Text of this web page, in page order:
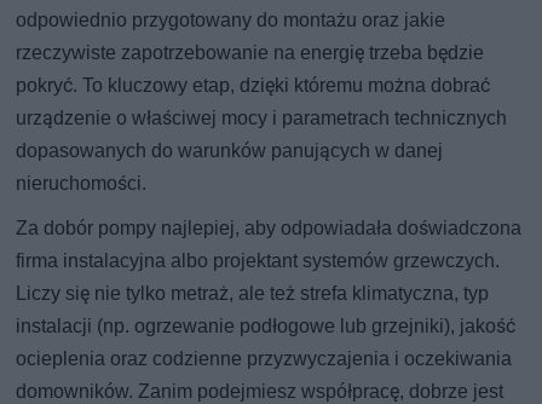
odpowiednio przygotowany do montażu oraz jakie
rzeczywiste zapotrzebowanie na energię trzeba będzie
pokryć. To kluczowy etap, dzięki któremu można dobrać
urządzenie o właściwej mocy i parametrach technicznych
dopasowanych do warunków panujących w danej
nieruchomości.
Za dobór pompy najlepiej, aby odpowiadała doświadczona
firma instalacyjna albo projektant systemów grzewczych.
Liczy się nie tylko metraż, ale też strefa klimatyczna, typ
instalacji (np. ogrzewanie podłogowe lub grzejniki), jakość
ocieplenia oraz codzienne przyzwyczajenia i oczekiwania
domowników. Zanim podejmiesz współpracę, dobrze jest